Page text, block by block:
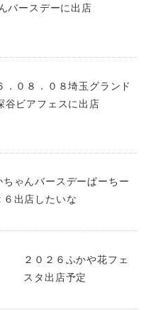
バースデーに出店
．０８．０８埼玉グランド
谷ビアフェスに出店
ちゃんバースデーぱーちー
６出店したいな
２０２６ふかや花フェ
スタ出店予定